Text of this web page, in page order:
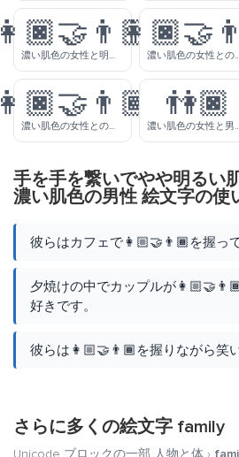
濃い肌色の女性と明るい肌色の男性が手を手を繋いで 濃い肌色の女性との明る
濃い肌色の女性とのやや濃い肌色の男性が手を手を繋いで
👫🏿
濃い肌色の女性と
手を手を繋いでやや明るい
濃い肌色の男性 絵文字の使
彼らはカフェで👩🏼‍🤝‍👨🏾を握っ
夕焼けの中でカップルが
好きです。
彼らは👩🏼‍🤝‍👨🏾を握りながら笑
さらに多くの絵文字 family
Unicode ブロックの一部 人物と体 ›